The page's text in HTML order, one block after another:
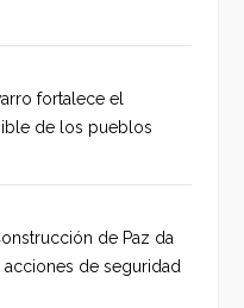
fortalece el
de los pueblos
de Paz da
acciones de seguridad